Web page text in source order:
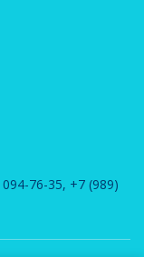
76-35, +7 (989)